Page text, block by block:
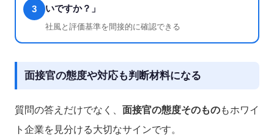
3
いですか？」
社風と評価基準を間接的に確認できる
面接官の態度や対応も判断材料になる
質問の答えだけでなく、 面接官の態度そのものもホワイ
ト企業を見分ける大切なサインです。